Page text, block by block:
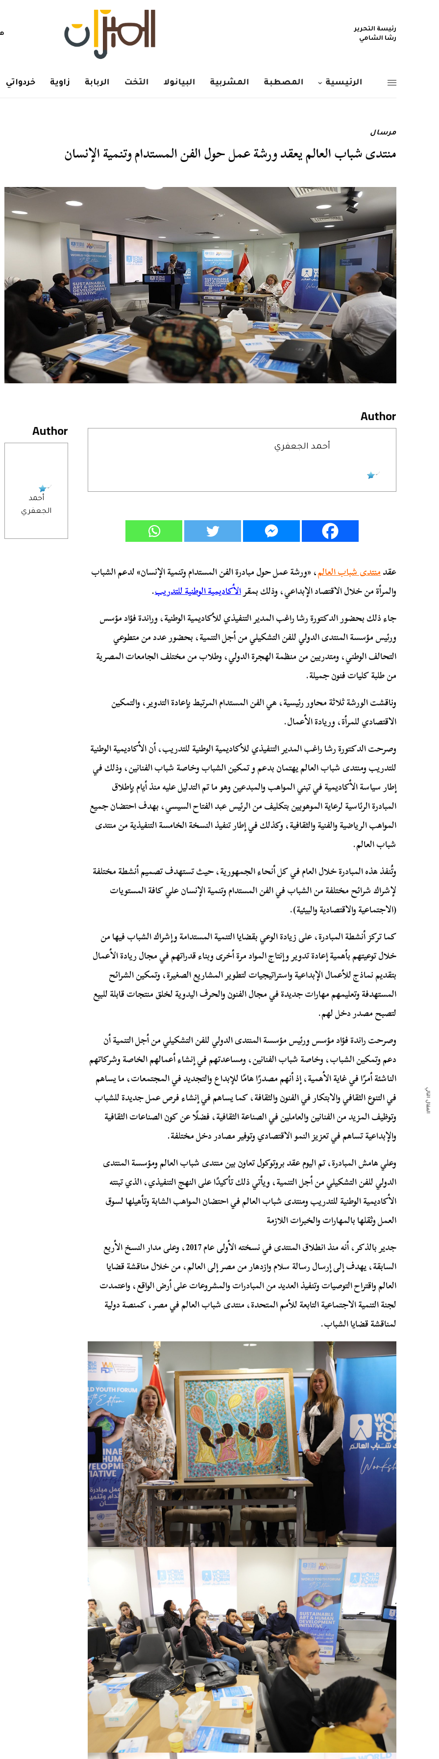
رئيسة التحرير
رشا الشامي
الرئيسية المصطبة المشربية البيانولا التخت الربابة زاوية خردواتي
مرسال
منتدى شباب العالم يعقد ورشة عمل حول الفن المستدام وتنمية الإنسان
Author
أحمد
الجعفري
Author
أحمد الجعفري
عقدمنتدى شباب العالم، «ورشة عمل حول مبادرة الفن المستدام وتنمية الإنسان» لدعم الشباب
والمرأة من خلال الاقتصاد الإبداعي، وذلك بمقرالأكاديمية الوطنية للتدريب.
جاء ذلك بحضور الدكتورة رشا راغب المدير التنفيذي للأكاديمية الوطنية، وراندة فؤاد مؤسس
ورئيس مؤسسة المنتدى الدولي للفن التشكيلي من أجل التنمية، بحضور عدد من متطوعي
التحالف الوطني، ومتدربين من منظمة الهجرة الدولي، وطلاب من مختلف الجامعات المصرية
من طلبة كليات فنون جميلة.
وناقشت الورشة ثلاثة محاور رئيسية، هي الفن المستدام المرتبط بإعادة التدوير، والتمكين
الاقتصادي للمرأة، وريادة الأعمال.
وصرحت الدكتورة رشا راغب المدير التنفيذي للأكاديمية الوطنية للتدريب، أن الأكاديمية الوطنية
للتدريب ومنتدى شباب العالم يهتمان بدعم و تمكين الشباب وخاصة شباب الفنانين، وذلك في
إطار سياسة الأكاديمية في تبني المواهب والمبدعين وهو ما تم التدليل عليه منذ أيام بإطلاق
المبادرة الرئاسية لرعاية الموهوبين بتكليف من الرئيس عبد الفتاح السيسي، بهدف احتضان جميع
المواهب الرياضية والفنية والثقافية، وكذلك في إطار تنفيذ النسخة الخامسة التنفيذية من منتدى
شباب العالم.
وتُنفذ هذه المبادرة خلال العام في كل أنحاء الجمهورية، حيث تستهدف تصميم أنشطة مختلفة
لإشراك شرائح مختلفة من الشباب في الفن المستدام وتنمية الإنسان علي كافة المستويات
(الاجتماعية والاقتصادية والبيئية).
كما تركز أنشطة المبادرة، على زيادة الوعي بقضايا التنمية المستدامة وإشراك الشباب فيها من
خلال توعيتهم بأهمية إعادة تدوير وإنتاج المواد مرة أخرى وبناء قدراتهم في مجال ريادة الأعمال
بتقديم نماذج للأعمال الإبداعية واستراتيجيات لتطوير المشاريع الصغيرة، وتمكين الشرائح
المستهدفة وتعليمهم مهارات جديدة في مجال الفنون والحرف اليدوية لخلق منتجات قابلة للبيع
لتصبح مصدر دخل لهم.
وصرحت راندة فؤاد مؤسس ورئيس مؤسسة المنتدى الدولي للفن التشكيلي من أجل التنمية أن
دعم وتمكين الشباب، وخاصة شباب الفنانين، ومساعدتهم في إنشاء أعمالهم الخاصة وشركاتهم
الناشئة أمرًا في غاية الأهمية، إذ أنهم مصدرًا هامًا للإبداع والتجديد في المجتمعات، ما يساهم
في التنوع الثقافي والابتكار في الفنون والثقافة، كما يساهم في إنشاء فرص عمل جديدة للشباب
وتوظيف المزيد من الفنانين والعاملين في الصناعة الثقافية، فضلًا عن كون الصناعات الثقافية
والإبداعية تساهم في تعزيز النمو الاقتصادي وتوفير مصادر دخل مختلفة.
وعلي هامش المبادرة، تم اليوم عقد بروتوكول تعاون بين منتدى شباب العالم ومؤسسة المنتدى
الدولي للفن التشكيلي من أجل التنمية، ويأتي ذلك تأكيدًا على النهج التنفيذي، الذي تبنته
الأكاديمية الوطنية للتدريب ومنتدى شباب العالم في احتضان المواهب الشابة وتأهيلها لسوق
العمل وثقلها بالمهارات والخبرات اللازمة
جدير بالذكر، أنه منذ انطلاق المنتدى في نسخته الأولى عام 2017، وعلى مدار النسخ الأربع
السابقة، يهدف إلى إرسال رسالة سلام وازدهار من مصر إلى العالم، من خلال مناقشة قضايا
العالم واقتراح التوصيات وتنفيذ العديد من المبادرات والمشروعات على أرض الواقع، واعتمدت
لجنة التنمية الاجتماعية التابعة للأمم المتحدة، منتدى شباب العالم في مصر، كمنصة دولية
لمناقشة قضايا الشباب.
المقال التالي